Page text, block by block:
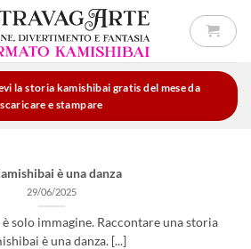
la storia kamishibai gratis del mese da
scaricare e stampare
è una danza
29/06/2025
solo immagine. Raccontare una storia
è una danza. [...]